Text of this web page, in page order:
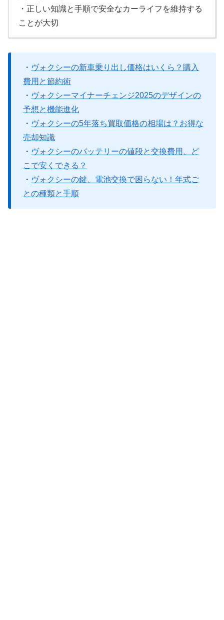
・正しい知識と手順で安全なカーライフを維持する
ことが大切
・ ヴォクシーの新車乗り出し価格はいくら？購入
費用と節約術
・ ヴォクシーマイナーチェンジ2025のデザインの
予想と機能進化
・ ヴォクシーの5年落ち買取価格の相場は？お得な
売却知識
・ ヴォクシーのバッテリーの値段と交換費用、ど
こで安くできる？
・ ヴォクシーの鍵、電池交換で困らない！年式ご
との種類と手順